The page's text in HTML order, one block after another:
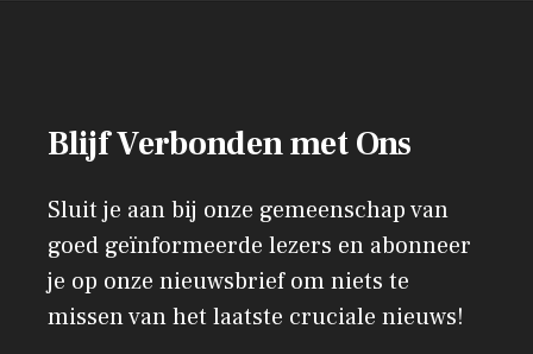
Blijf Verbonden met Ons
Sluit je aan bij onze gemeenschap van
goed geïnformeerde lezers en abonneer
je op onze nieuwsbrief om niets te
missen van het laatste cruciale nieuws!